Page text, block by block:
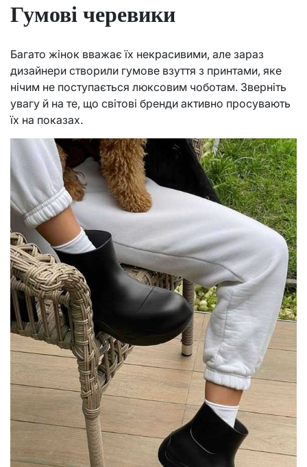
Гумові черевики
Багато жінок вважає їх некрасивими, але зараз
дизайнери створили гумове взуття з принтами, яке
нічим не поступається люксовим чоботам. Зверніть
увагу й на те, що світові бренди активно просувають
їх на показах.